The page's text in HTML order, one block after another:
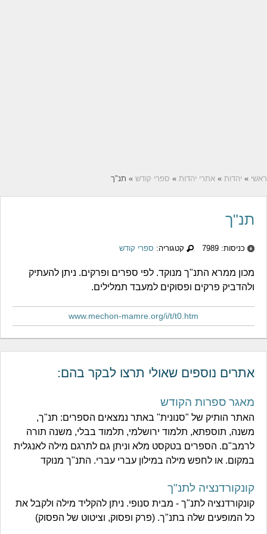
ראשי » יהדות » אתרי יהדות » ספרי קודש » תנ"ך
תנ"ך
כניסות: 7989 קטגוריה: ספרי קודש
מכון ממרא התנ"ך מנוקד. לפי ספרים ופרקים. ניתן להעתיק
ולהדביק פרקים ופסוקים למעבד תמלילים.
www.mechon-mamre.org/i/t/t0.htm
אתרים נוספים שאולי תרצו לבקר בהם:
מאגר ספרות הקודש
האתר הותיק של "סנונית" באתר נמצאים הספרים: תנ"ך,
משנה, תוספתא, תלמוד ירושלמי, תלמוד בבלי, משנה תורה
לרמב"ם. הספרים בטקסט מלא וניתן גם לתרגם מילה לאנגלית
במקום. או לחפש מילה במילון עברי עברי. התנ"ך מנוקד
קונקורדנציה לתנ"ך
קונקורדנציה לתנ"ך - מבית סנופי. ניתן להקליד מילה ולקבל את
כל המופעים שלה בתנ"ך. (פרק ופסוק, וציטוט של הפסוק)